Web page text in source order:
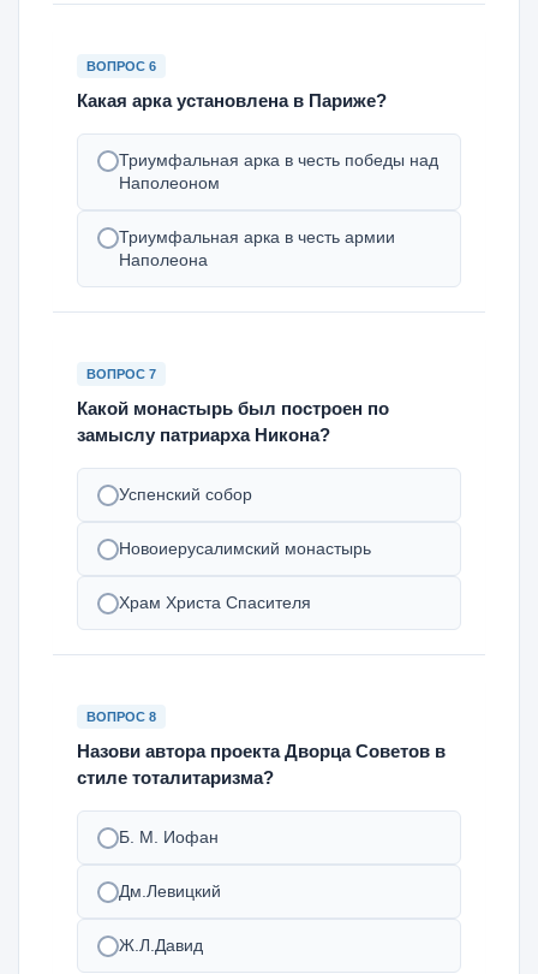
ВОПРОС 6
Какая арка установлена в Париже?
Триумфальная арка в честь победы над
Наполеоном
Триумфальная арка в честь армии
Наполеона
ВОПРОС 7
Какой монастырь был построен по
замыслу патриарха Никона?
Успенский собор
Новоиерусалимский монастырь
Храм Христа Спасителя
ВОПРОС 8
Назови автора проекта Дворца Советов в
стиле тоталитаризма?
Б. М. Иофан
Дм.Левицкий
Ж.Л.Давид